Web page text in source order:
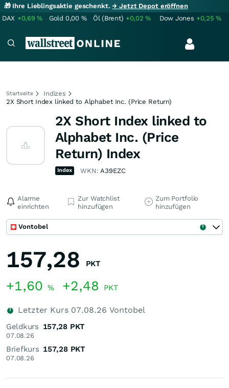
🎁 Ihre Lieblingsaktie geschenkt.→ Jetzt Depot eröffnen
DAX +0,69% Gold 0,00 % Öl (Brent) +0,02% Dow Jones +0,25%
Startseite
Indizes
2X Short Index linked to Alphabet Inc. (Price Return)
2X Short Index linked to
Alphabet Inc. (Price
Return) Index
Index WKN:A39EZC
Alarme
einrichten
Zur Watchlist
hinzufügen
Zum Portfolio
hinzufügen
Vontobel
157,28 PKT
+1,60 % +2,48 PKT
Letzter Kurs 07.08.26 Vontobel
Geldkurs
07.08.26
157,28 PKT
Briefkurs
07.08.26
157,28 PKT